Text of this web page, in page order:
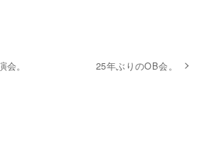
。 25年ぶりのOB会。